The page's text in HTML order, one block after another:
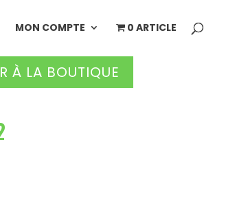
MON COMPTE 0 ARTICLE
À LA BOUTIQUE